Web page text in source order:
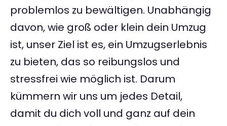
problemlos zu bewältigen. Unabhängig
davon, wie groß oder klein dein Umzug
ist, unser Ziel ist es, ein Umzugserlebnis
zu bieten, das so reibungslos und
stressfrei wie möglich ist. Darum
kümmern wir uns um jedes Detail,
damit du dich voll und ganz auf dein